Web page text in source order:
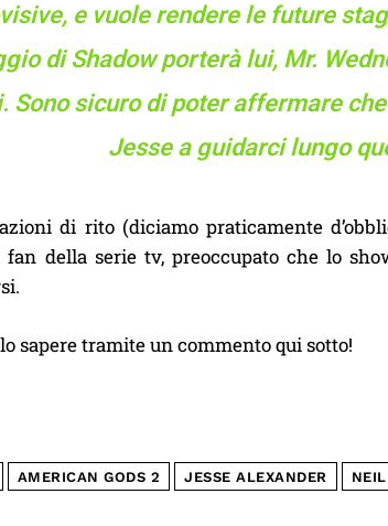
e vuole rendere le future
di Shadow porterà lui, Mr.
Sono sicuro di poter affermare
Jesse a guidarci lungo
di rito (diciamo praticamente
della serie tv, preoccupato che lo
sapere tramite un commento qui sotto!
AMERICAN GODS 2 JESSE ALEXANDER